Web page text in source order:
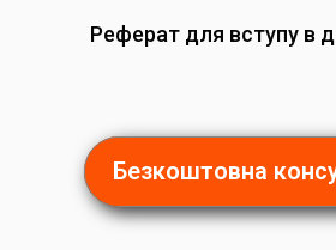
Реферат для вступу в
Безкоштовна